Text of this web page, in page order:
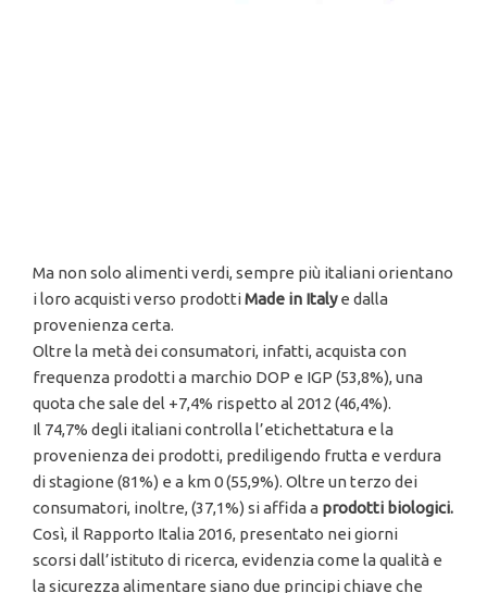
Ma non solo alimenti verdi, sempre più italiani orientano
i loro acquisti verso prodottiMade in Italye dalla
provenienza certa.
Oltre la metà dei consumatori, infatti, acquista con
frequenza prodotti a marchio DOP e IGP (53,8%), una
quota che sale del +7,4% rispetto al 2012 (46,4%).
Il 74,7% degli italiani controlla l’etichettatura e la
provenienza dei prodotti, prediligendo frutta e verdura
di stagione (81%) e a km 0 (55,9%). Oltre un terzo dei
consumatori, inoltre, (37,1%) si affida a prodotti biologici.
Così, il Rapporto Italia 2016, presentato nei giorni
scorsi dall’istituto di ricerca, evidenzia come la qualità e
la sicurezza alimentare siano due principi chiave che